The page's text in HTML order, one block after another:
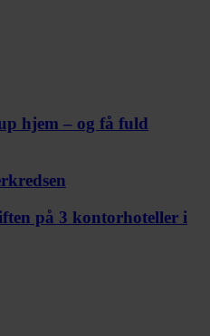
hjem – og få fuld
på 3 kontorhoteller i